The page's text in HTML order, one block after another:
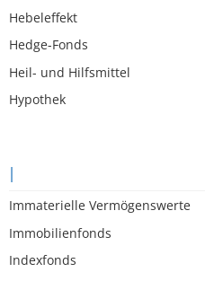
Hebeleffekt
Hedge-Fonds
Heil- und Hilfsmittel
Hypothek
I
Immaterielle Vermögenswerte
Immobilienfonds
Indexfonds